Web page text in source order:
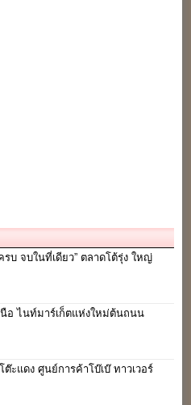
รบ จบในที่เดียว” ตลาดโต้รุ่ง ใหญ่
อ ไนท์มาร์เก็ตแห่งใหม่ต้นถนน
ต๊ะแดง ศูนย์การค้าโบ๊เบ๊ ทาวเวอร์